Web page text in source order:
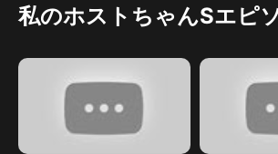
私のホストちゃんSエピ